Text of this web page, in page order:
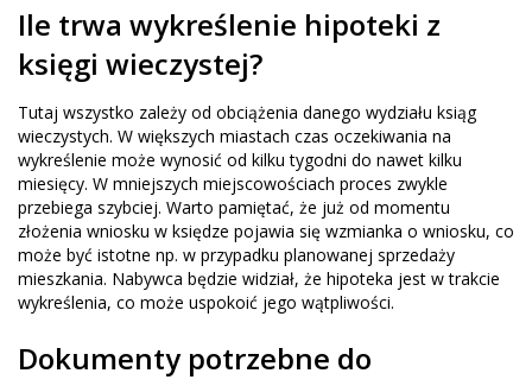
Ile trwa wykreślenie hipoteki z
księgi wieczystej?
Tutaj wszystko zależy od obciążenia danego wydziału ksiąg
wieczystych. W większych miastach czas oczekiwania na
wykreślenie może wynosić od kilku tygodni do nawet kilku
miesięcy. W mniejszych miejscowościach proces zwykle
przebiega szybciej. Warto pamiętać, że już od momentu
złożenia wniosku w księdze pojawia się wzmianka o wniosku, co
może być istotne np. w przypadku planowanej sprzedaży
mieszkania. Nabywca będzie widział, że hipoteka jest w trakcie
wykreślenia, co może uspokoić jego wątpliwości.
Dokumenty potrzebne do